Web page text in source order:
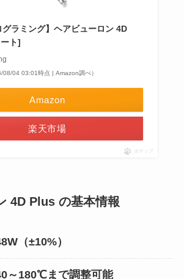
グラミング】ヘアビューロン 4D
ト]
08/04 03:01時点 | Amazon調べ）
Amazon
楽天市場
ポチップ
4D Plus の基本情報
（±10%）
～180℃まで調整可能